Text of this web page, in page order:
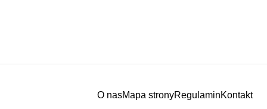
O nasMapa stronyRegulaminKontakt